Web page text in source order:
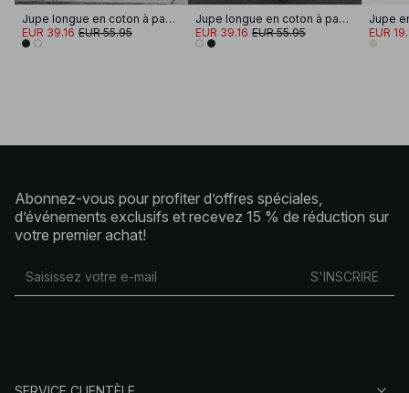
Jupe longue en coton à passants de ceinture
EUR 39.16 EUR 55.95
Jupe longue en coton à passants de ceinture
EUR 39.16 EUR 55.95
Jupe
EUR
Abonnez-vous pour profiter d’offres spéciales,
d’événements exclusifs et recevez 15 % de réduction sur
votre premier achat!
S'INSCRIRE